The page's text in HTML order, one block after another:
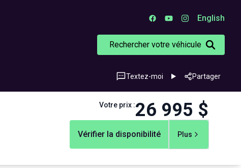
English
Rechercher votre véhicule
Textez-moi Partager
Votre prix :26 995 $
Vérifier la disponibilité Plus